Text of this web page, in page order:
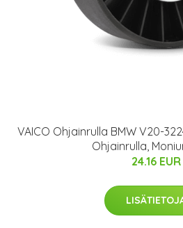
VAICO Ohjainrulla BMW V20-
Ohjainrulla,
24.16 EUR